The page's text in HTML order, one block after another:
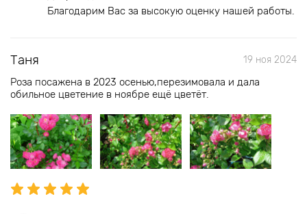
Благодарим Вас за высокую оценку нашей работы.
Таня 19 ноя 2024
Роза посажена в 2023 осенью,перезимовала и дала
обильное цветение в ноябре ещё цветёт.